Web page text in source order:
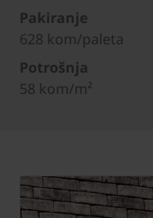
Pakiranje
628 kom/paleta
Potrošnja
58 kom/m²